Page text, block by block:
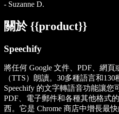
- Suzanne D.
關於 {{product}}
Speechify
將任何 Google 文件、PDF、網
（TTS）朗讀。30多種語言和
Speechify 的文字轉語音功能讓您
PDF、電子郵件和各種其他格
西。它是 Chrome 商店中增長最